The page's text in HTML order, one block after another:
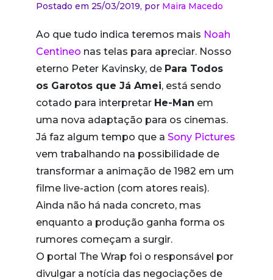
Postado em 25/03/2019, por Maira Macedo
Ao que tudo indica teremos mais Noah
Centineo nas telas para apreciar. Nosso
eterno Peter Kavinsky, de Para Todos
os Garotos que Já Amei, está sendo
cotado para interpretar He-Man em
uma nova adaptação para os cinemas.
Já faz algum tempo que a Sony Pictures
vem trabalhando na possibilidade de
transformar a animação de 1982 em um
filme live-action (com atores reais).
Ainda não há nada concreto, mas
enquanto a produção ganha forma os
rumores começam a surgir.
O portal The Wrap foi o responsável por
divulgar a notícia das negociações de